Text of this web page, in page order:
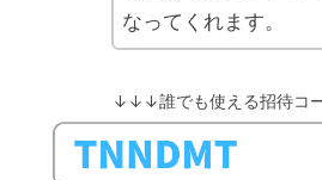
なってくれます。
↓↓↓誰でも使える招待コ